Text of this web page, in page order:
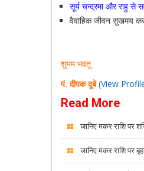
सूर्य चन्द्रमा और राहु से
वैवाहिक जीवन सुखमय
शुभम भवतु
पं. दीपक दूबे(View
Read More
जानिए मकर राशि पर
जानिए मकर राशि पर